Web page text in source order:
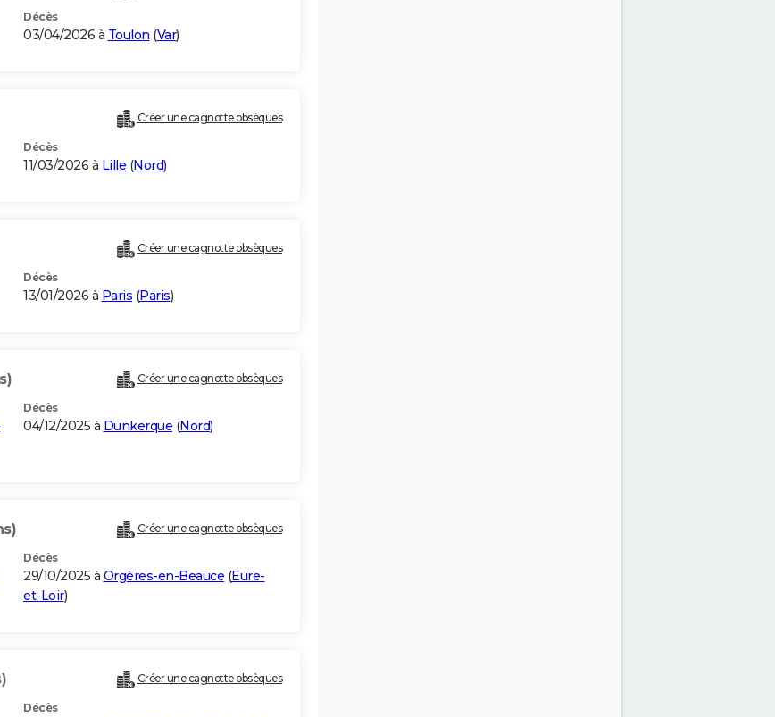
Décès
03/04/2026 à Toulon (Var)
Créer une cagnotte obsèques
Décès
11/03/2026 à Lille (Nord)
Créer une cagnotte obsèques
Décès
13/01/2026 à Paris (Paris)
Créer une cagnotte obsèques
Décès
04/12/2025 à Dunkerque (Nord)
Créer une cagnotte obsèques
Décès
29/10/2025 à Orgères-en-Beauce (Eure-
et-Loir)
Créer une cagnotte obsèques
Décès